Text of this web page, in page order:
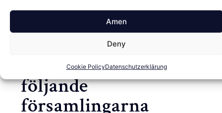
Amen
Deny
Cookie PolicyDatenschutzerklärung
Korsbärarna
rekommenderar de
följande
församlingarna